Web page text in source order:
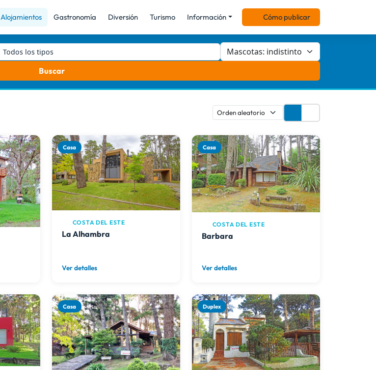
Alojamientos Gastronomía Diversión Turismo Información Cómo publicar
Todos los tipos
Buscar
Casa
COSTA DEL ESTE
La Alhambra
Ver detalles
Casa
COSTA DEL ESTE
Barbara
Ver detalles
Casa Duplex